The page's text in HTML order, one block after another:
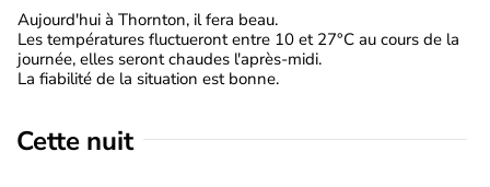
Aujourd'hui à Thornton, il fera beau.
Les températures fluctueront entre 10 et 27°C au cours de la
journée, elles seront chaudes l'après-midi.
La fiabilité de la situation est bonne.
Cette nuit